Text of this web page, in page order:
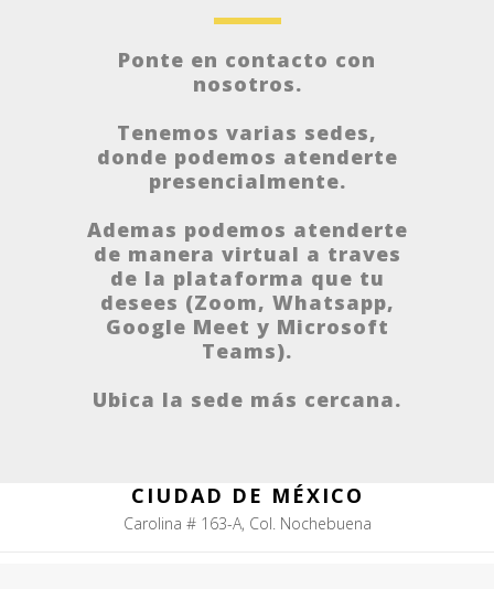
Ponte en contacto con
nosotros.
Tenemos varias sedes,
donde podemos atenderte
presencialmente.
Ademas podemos atenderte
de manera virtual a traves
de la plataforma que tu
desees (Zoom, Whatsapp,
Google Meet y Microsoft
Teams).
Ubica la sede más cercana.
CIUDAD DE MÉXICO
Carolina # 163-A, Col. Nochebuena